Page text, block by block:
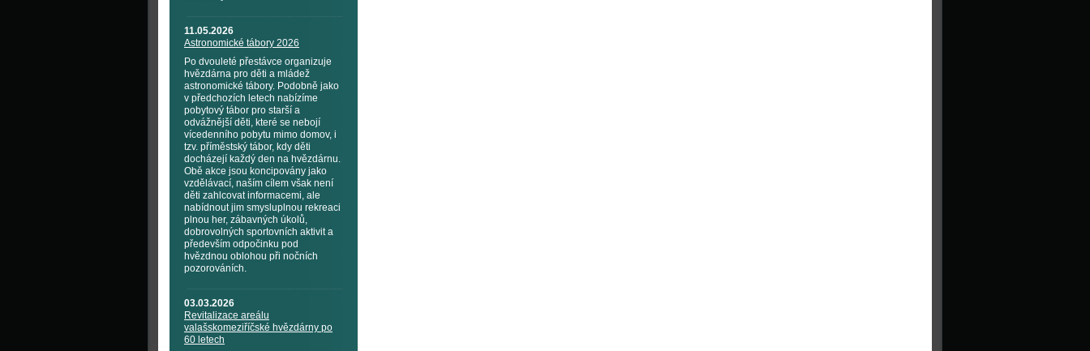
11.05.2026
Astronomické tábory 2026
Po dvouleté přestávce organizuje
hvězdárna pro děti a mládež
astronomické tábory. Podobně jako
v předchozích letech nabízíme
pobytový tábor pro starší a
odvážnější děti, které se nebojí
vícedenního pobytu mimo domov, i
tzv. příměstský tábor, kdy děti
docházejí každý den na hvězdárnu.
Obě akce jsou koncipovány jako
vzdělávací, naším cílem však není
děti zahlcovat informacemi, ale
nabídnout jim smysluplnou rekreaci
plnou her, zábavných úkolů,
dobrovolných sportovních aktivit a
především odpočinku pod
hvězdnou oblohou při nočních
pozorováních.
03.03.2026
Revitalizace areálu
valašskomeziříčské hvězdárny po
60 letech